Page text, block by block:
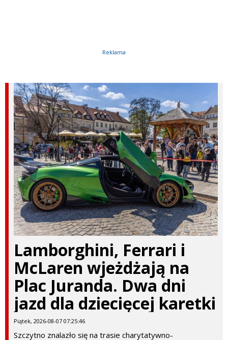
Reklama
Lamborghini, Ferrari i
McLaren wjeżdżają na
Plac Juranda. Dwa dni
jazd dla dziecięcej karetki
Piątek, 2026-08-07 07:25:46
Szczytno znalazło się na trasie charytatywno-